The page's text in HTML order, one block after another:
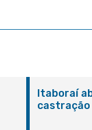
Itaboraí